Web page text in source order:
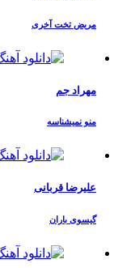
مریض تخت آخری
مهراد جم
منو نمیشناسه
علیرضا قربانی
گیسوی باران